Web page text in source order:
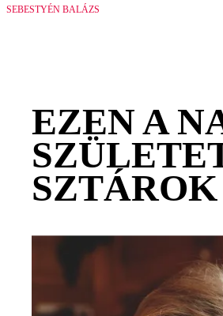
SEBESTYÉN BALÁZS
EZEN A
SZTÁROK